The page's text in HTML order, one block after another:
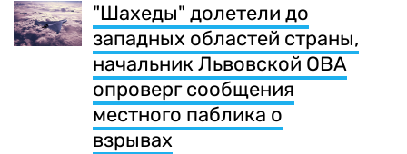
"Шахеды" долетели до
западных областей страны,
начальник Львовской ОВА
опроверг сообщения
местного паблика о
взрывах